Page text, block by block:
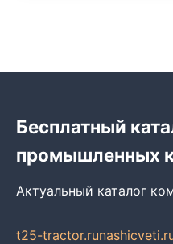
Бесплатный
промышленных
Актуальный каталог
t25-tractor.ru